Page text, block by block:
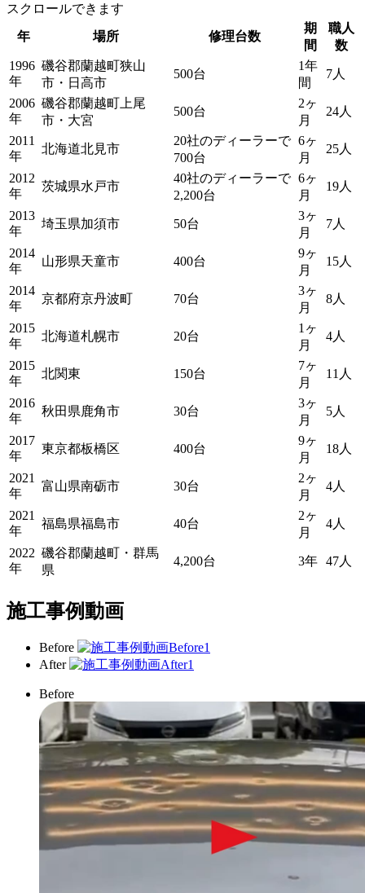
スクロールできます
年
場所 修理台数
期
間
職人
数
1996
年
磯谷郡蘭越町狭山
市・日高市
500台
1年
間
7人
2006
年
磯谷郡蘭越町上尾
市・大宮
500台
2ヶ
月
24人
2011
年
北海道北見市
20社のディーラーで
700台
6ヶ
月
25人
2012
年
茨城県水戸市
40社のディーラーで
2,200台
6ヶ
月
19人
2013
年
埼玉県加須市 50台
3ヶ
月
7人
2014
年
山形県天童市 400台
9ヶ
月
15人
2014
年
京都府京丹波町 70台
3ヶ
月
8人
2015
年
北海道札幌市 20台
1ヶ
月
4人
2015
年
北関東 150台
7ヶ
月
11人
2016
年
秋田県鹿角市 30台
3ヶ
月
5人
2017
年
東京都板橋区 400台
9ヶ
月
18人
2021
年
富山県南砺市 30台
2ヶ
月
4人
2021
年
福島県福島市 40台
2ヶ
月
4人
2022
年
磯谷郡蘭越町・群馬
県
4,200台 3年 47人
施工事例動画
Before
After
Before